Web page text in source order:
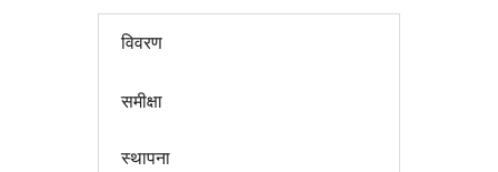
विवरण
समीक्षा
स्थापना